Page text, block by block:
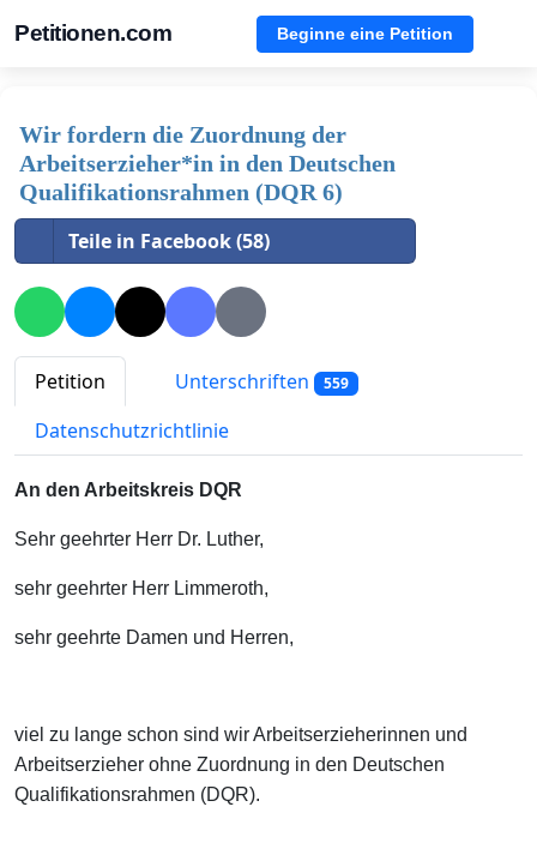
Petitionen.com Beginne eine Petition
Wir fordern die Zuordnung der
Arbeitserzieher*in in den Deutschen
Qualifikationsrahmen (DQR 6)
Teile in Facebook (58)
Petition Unterschriften 559
Datenschutzrichtlinie
An den Arbeitskreis DQR
Sehr geehrter Herr Dr. Luther,
sehr geehrter Herr Limmeroth,
sehr geehrte Damen und Herren,
viel zu lange schon sind wir Arbeitserzieherinnen und
Arbeitserzieher ohne Zuordnung in den Deutschen
Qualifikationsrahmen (DQR).